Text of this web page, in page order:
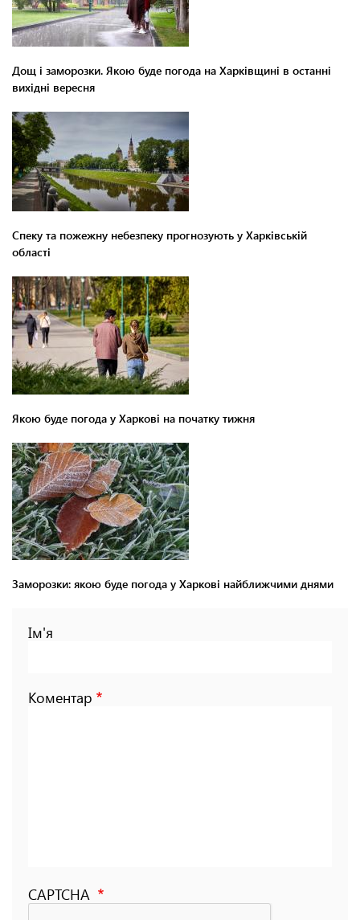
Дощ і заморозки. Якою буде погода на Харківщині в останні
вихідні вересня
Спеку та пожежну небезпеку прогнозують у Харківській
області
Якою буде погода у Харкові на початку тижня
Заморозки: якою буде погода у Харкові найближчими днями
Ім'я
Коментар
CAPTCHA